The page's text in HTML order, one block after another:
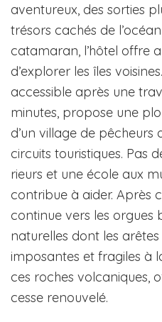
aventureux, des sorties
trésors cachés de
catamaran, l’hôtel offre
d’explorer les îles
accessible après une
minutes, propose une
d’un village de pêcheurs
circuits touristiques. Pas
rieurs et une école aux
contribue à aider. Après
continue vers les orgues
naturelles dont les
imposantes et fragiles à
ces roches volcaniques,
cesse renouvelé.